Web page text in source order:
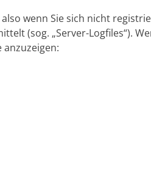
wenn Sie sich nicht
(sog. „Server-Logfiles“).